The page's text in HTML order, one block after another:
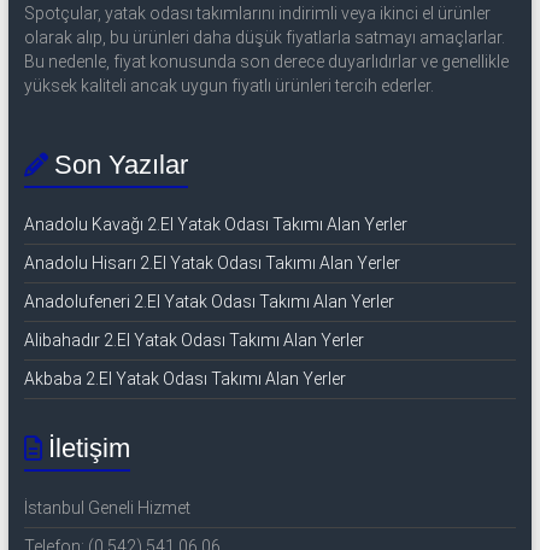
Spotçular, yatak odası takımlarını indirimli veya ikinci el ürünler
olarak alıp, bu ürünleri daha düşük fiyatlarla satmayı amaçlarlar.
Bu nedenle, fiyat konusunda son derece duyarlıdırlar ve genellikle
yüksek kaliteli ancak uygun fiyatlı ürünleri tercih ederler.
Son Yazılar
Anadolu Kavağı 2.El Yatak Odası Takımı Alan Yerler
Anadolu Hisarı 2.El Yatak Odası Takımı Alan Yerler
Anadolufeneri 2.El Yatak Odası Takımı Alan Yerler
Alibahadır 2.El Yatak Odası Takımı Alan Yerler
Akbaba 2.El Yatak Odası Takımı Alan Yerler
İletişim
İstanbul Geneli Hizmet